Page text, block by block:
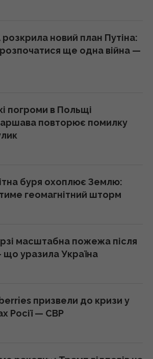
риболова на місяць
2026
з готельного номера, а
2026
України: синоптики
2026
укази про обмеження
2026
в кінотеатрах цього
2026
новий план Путіна:
ще одна війна —
погроми в Польщі
повторює помилку
буря охоплює Землю:
геомагнітний шторм
масштабна пожежа після
що уразила Україна
призвели до кризи у
Росії — СВР